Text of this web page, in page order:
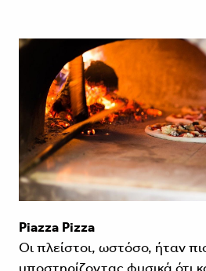
Piazza Pizza
Οι πλείστοι, ωστόσο, ήταν
υποστηρίζοντας φυσικά ότι